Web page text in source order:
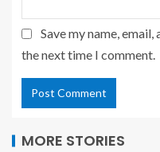
Save my name,
the next time I comment.
MORE STORIES